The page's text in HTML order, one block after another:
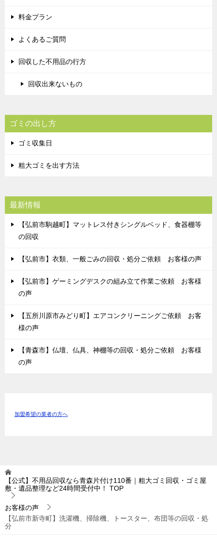
料金プラン
よくあるご質問
回収した不用品の行方
回収出来ないもの
ゴミの出し方
ゴミ収集日
粗大ゴミを出す方法
最新情報
【弘前市駒越町】マットレス付きシングルベッド、食器棚等
の回収
【弘前市】衣類、一般ごみの回収・処分ご依頼 お客様の声
【弘前市】ゲーミングデスクの組み立て作業ご依頼 お客様
の声
【五所川原市みどり町】エアコンクリーニングご依頼 お客
様の声
【青森市】仏壇、仏具、神棚等の回収・処分ご依頼 お客様
の声
加盟希望の業者の方へ
【公式】不用品回収なら青森片付け110番｜粗大ゴミ回収・ゴミ屋
敷・遺品整理など24時間受付中！
TOP
お客様の声
【弘前市新寺町】洗濯機、掃除機、トースター、布団等の回収・処
分